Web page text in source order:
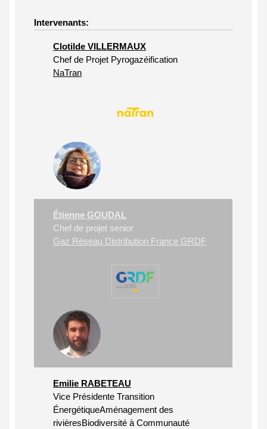
Intervenants:
Clotilde VILLERMAUX
Chef de Projet Pyrogazéification
NaTran
Étienne GOUDAL
Chef de projet senior
Gaz Réseau Distribution France GRDF
Emilie RABETEAU
Vice Présidente Transition
ÉnergétiqueAménagement des
rivièresBiodiversité à Communauté